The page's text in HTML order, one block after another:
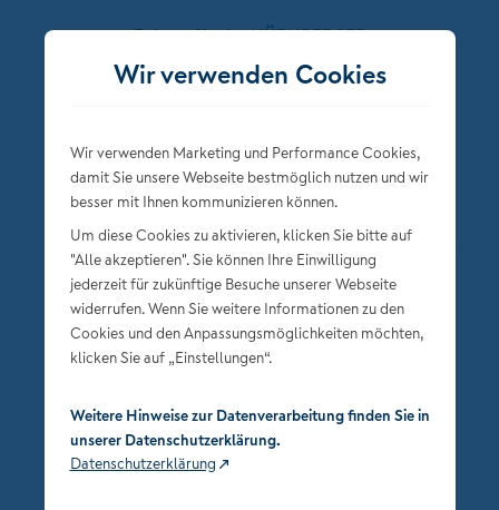
Folgen Sie der NÜRNBERGER
Datenschutz
Impressum
Privatsphäre-Einstellungen
Wir verwenden Cookies
Wir verwenden Marketing und Performance Cookies,
damit Sie unsere Webseite bestmöglich nutzen und wir
besser mit Ihnen kommunizieren können.
Um diese Cookies zu aktivieren, klicken Sie bitte auf
"Alle akzeptieren". Sie können Ihre Einwilligung
jederzeit für zukünftige Besuche unserer Webseite
widerrufen. Wenn Sie weitere Informationen zu den
Cookies und den Anpassungsmöglichkeiten möchten,
klicken Sie auf „Einstellungen“.
Weitere Hinweise zur Datenverarbeitung finden Sie in
unserer Datenschutzerklärung.
Datenschutzerklärung